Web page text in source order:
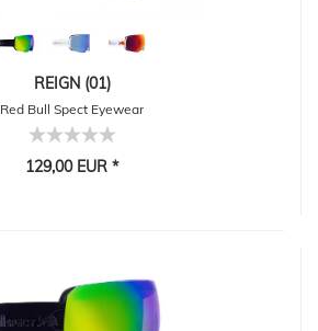
REIGN (01)
Red Bull Spect Eyewear
129,00 EUR *